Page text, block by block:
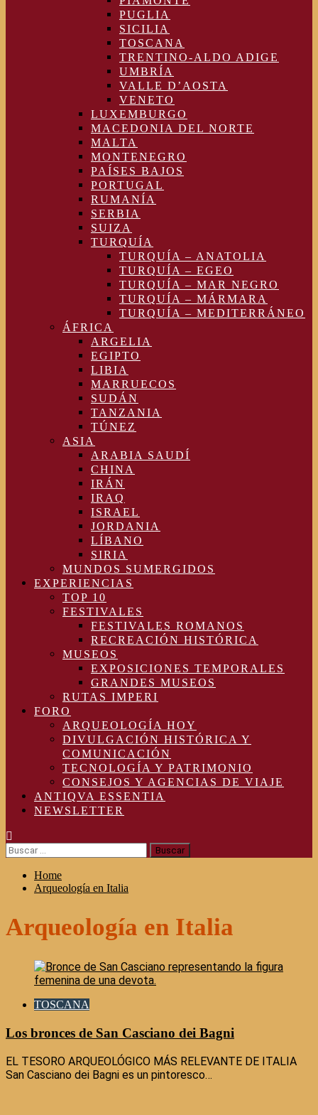
PUGLIA
SICILIA
TOSCANA
TRENTINO-ALDO ADIGE
UMBRÍA
VALLE D’AOSTA
VENETO
LUXEMBURGO
MACEDONIA DEL NORTE
MALTA
MONTENEGRO
PAÍSES BAJOS
PORTUGAL
RUMANÍA
SERBIA
SUIZA
TURQUÍA
TURQUÍA – ANATOLIA
TURQUÍA – EGEO
TURQUÍA – MAR NEGRO
TURQUÍA – MÁRMARA
TURQUÍA – MEDITERRÁNEO
ÁFRICA
ARGELIA
EGIPTO
LIBIA
MARRUECOS
SUDÁN
TANZANIA
TÚNEZ
ASIA
ARABIA SAUDÍ
CHINA
IRÁN
IRAQ
ISRAEL
JORDANIA
LÍBANO
SIRIA
MUNDOS SUMERGIDOS
EXPERIENCIAS
TOP 10
FESTIVALES
FESTIVALES ROMANOS
RECREACIÓN HISTÓRICA
MUSEOS
EXPOSICIONES TEMPORALES
GRANDES MUSEOS
RUTAS IMPERI
FORO
ARQUEOLOGÍA HOY
DIVULGACIÓN HISTÓRICA Y
COMUNICACIÓN
TECNOLOGÍA Y PATRIMONIO
CONSEJOS Y AGENCIAS DE VIAJE
ANTIQVA ESSENTIA
NEWSLETTER
Buscar:
Home
Arqueología en Italia
Arqueología en Italia
TOSCANA
Los bronces de San Casciano dei Bagni
EL TESORO ARQUEOLÓGICO MÁS RELEVANTE DE ITALIA
San Casciano dei Bagni es un pintoresco…